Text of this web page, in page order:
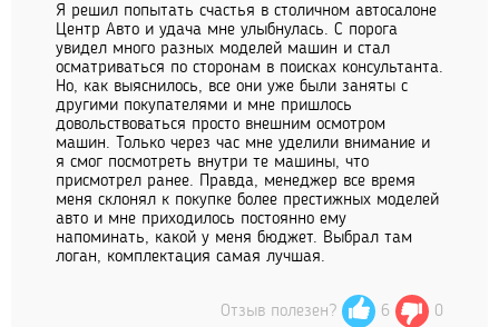
Я решил попытать счастья в столичном автосалоне
Центр Авто и удача мне улыбнулась. С порога
увидел много разных моделей машин и стал
осматриваться по сторонам в поисках консультанта.
Но, как выяснилось, все они уже были заняты с
другими покупателями и мне пришлось
довольствоваться просто внешним осмотром
машин. Только через час мне уделили внимание и
я смог посмотреть внутри те машины, что
присмотрел ранее. Правда, менеджер все время
меня склонял к покупке более престижных моделей
авто и мне приходилось постоянно ему
напоминать, какой у меня бюджет. Выбрал там
логан, комплектация самая лучшая.
Отзыв полезен? 6 0